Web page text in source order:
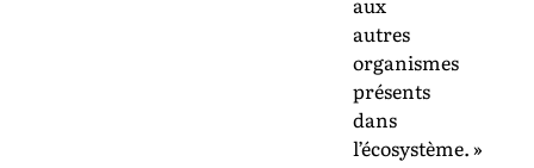
autres
organismes
présents
dans
l’écosystème. »